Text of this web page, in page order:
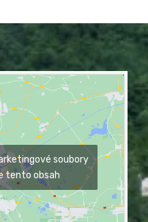
soubory
tento obsah